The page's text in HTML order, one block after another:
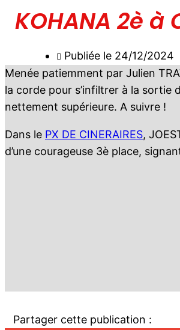
KOHANA 2è à
Publiée le 24/12/2024
Menée patiemment par Julien
la corde pour s’infiltrer à la sortie
nettement supérieure. A suivre !
Dans le PX DE CINERAIRES,
d’une courageuse 3è place,
Partager cette publication :